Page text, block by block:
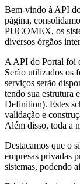
Bem-vindo à API
página,
PUCOMEX, os
diversos órgãos
A API do Portal foi
Serão utilizados os
serviços serão
tendo sua estrutura
Definition). Estes
validação e
Além disso, toda a
Destacamos que o
empresas privadas
sistemas, podendo